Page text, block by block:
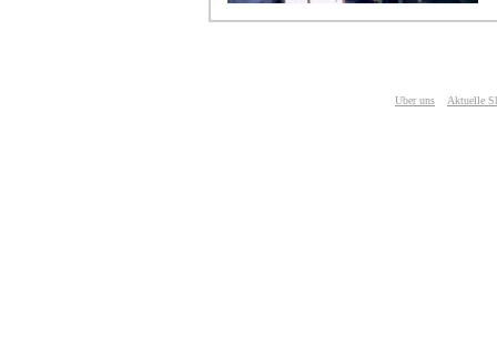
Uber uns Aktuelle